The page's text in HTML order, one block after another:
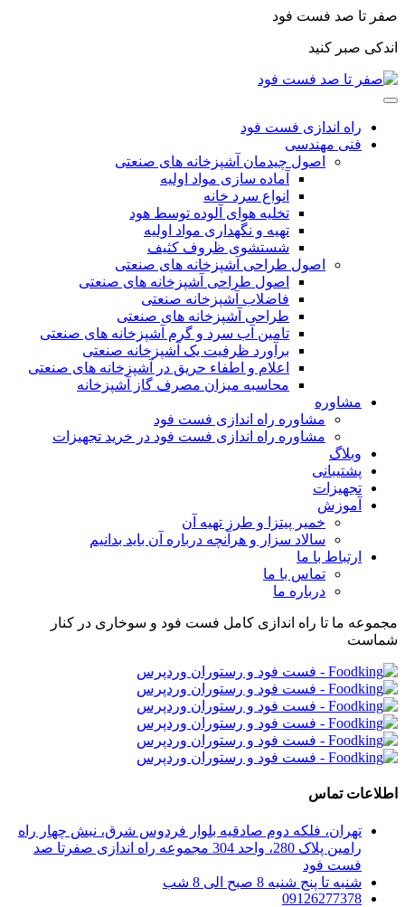
صفر تا صد فست فود
اندکی صبر کنید
راه اندازی فست فود
فنی مهندسی
اصول چیدمان آشپزخانه های صنعتی
آماده سازی مواد اولیه
انواع سرد خانه
تخلیه هوای آلوده توسط هود
تهیه و نگهداری مواد اولیه
شستشوی ظروف کثیف
اصول طراحی آشپزخانه های صنعتی
اصول طراحی آشپزخانه های صنعتی
فاضلاب آشپزخانه صنعتی
طراحی آشپزخانه های صنعتی
تامین آب سرد و گرم آشپزخانه های صنعتی
برآورد ظرفیت یک آشپزخانه صنعتی
اعلام و اطفاء حریق در آشپزخانه های صنعتی
محاسبه میزان مصرف گاز آشپزخانه
مشاوره
مشاوره راه اندازی فست فود
مشاوره راه اندازی فست فود در خرید تجهیزات
وبلاگ
پشتیبانی
تجهیزات
آموزش
خمیر پیتزا و طرز تهیه آن
سالاد سزار و هرآنچه درباره آن باید بدانیم
ارتباط با ما
تماس با ما
درباره ما
مجموعه ما تا راه اندازی کامل فست فود و سوخاری در کنار
شماست
اطلاعات تماس
تهران، فلکه دوم صادقیه بلوار فردوس شرق، نبش چهار راه
رامین پلاک 280، واحد 304 مجموعه راه اندازی صفرتا صد
فست فود
شنبه تا پنج شنبه 8 صبح الی 8 شب
09126277378